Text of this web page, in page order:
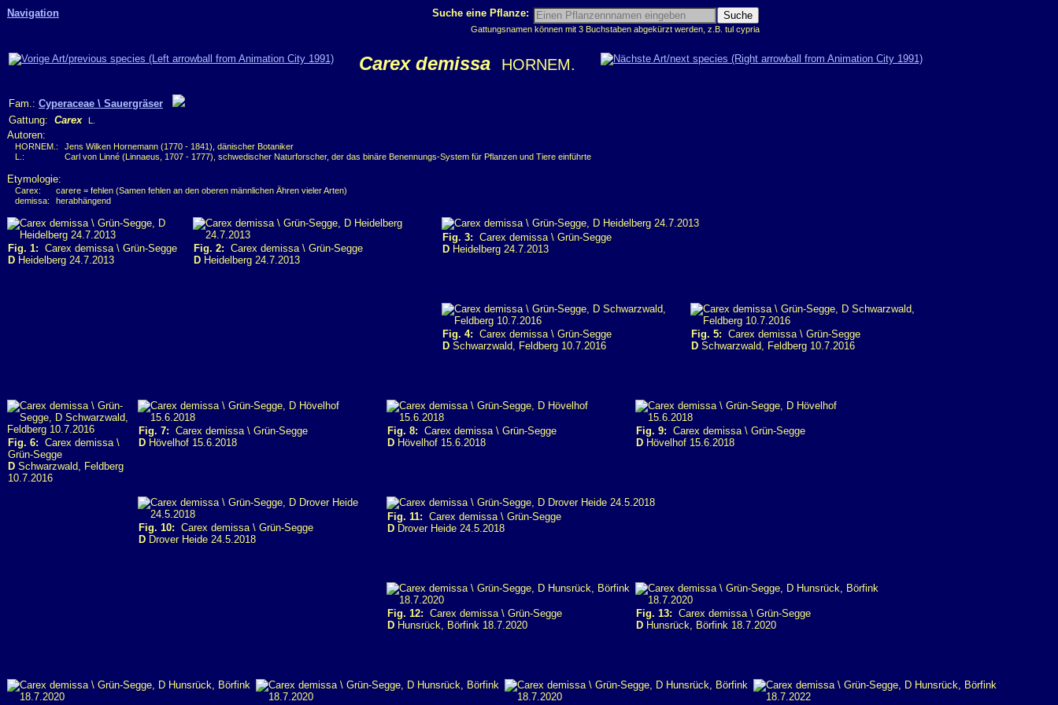
Navigation Suche eine Pflanze:
Gattungsnamen können mit 3 Buchstaben abgekürzt werden, z.B. tul cypria
Carex demissa HORNEM.
Fam.: Cyperaceae \ Sauergräser
Gattung: Carex L.
Autoren:
HORNEM.:
Jens Wilken Hornemann (1770 - 1841), dänischer Botaniker
L.:
Carl von Linné (Linnaeus, 1707 - 1777), schwedischer Naturforscher, der das binäre Benennungs-System für Pflanzen und Tiere einführte
Etymologie:
Carex:
carere = fehlen (Samen fehlen an den oberen männlichen Ähren vieler Arten)
demissa:
herabhängend
Fig. 1: Carex demissa \ Grün-Segge
D Heidelberg 24.7.2013
Fig. 2: Carex demissa \ Grün-Segge
D Heidelberg 24.7.2013
Fig. 3: Carex demissa \ Grün-Segge
D Heidelberg 24.7.2013
Fig. 4: Carex demissa \ Grün-Segge
D Schwarzwald, Feldberg 10.7.2016
Fig. 5: Carex demissa \ Grün-Segge
D Schwarzwald, Feldberg 10.7.2016
Fig. 6: Carex demissa \
Grün-Segge
D Schwarzwald, Feldberg
10.7.2016
Fig. 7: Carex demissa \ Grün-Segge
D Hövelhof 15.6.2018
Fig. 8: Carex demissa \ Grün-Segge
D Hövelhof 15.6.2018
Fig. 9: Carex demissa \ Grün-Segge
D Hövelhof 15.6.2018
Fig. 10: Carex demissa \ Grün-Segge
D Drover Heide 24.5.2018
Fig. 11: Carex demissa \ Grün-Segge
D Drover Heide 24.5.2018
Fig. 12: Carex demissa \ Grün-Segge
D Hunsrück, Börfink 18.7.2020
Fig. 13: Carex demissa \ Grün-Segge
D Hunsrück, Börfink 18.7.2020